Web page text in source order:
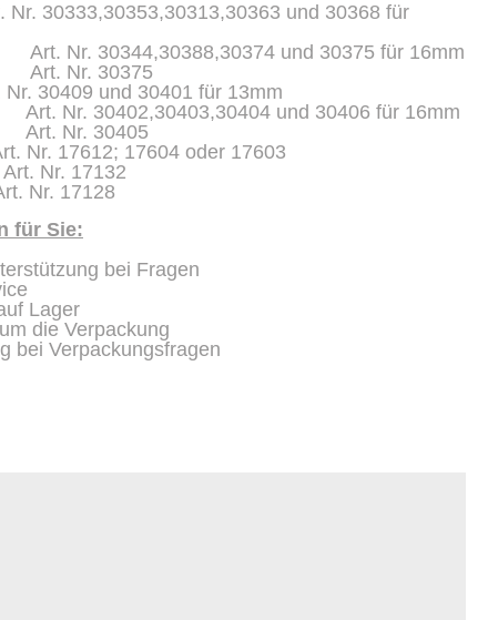
30333,30353,30313,30363 und 30368 für
und 30375 für 16mm
30409 und 30401 für 13mm
und 30406 für 16mm
17604 oder 17603
17132
17128
für Sie:
bei Fragen
Lager
die Verpackung
bei Verpackungsfragen